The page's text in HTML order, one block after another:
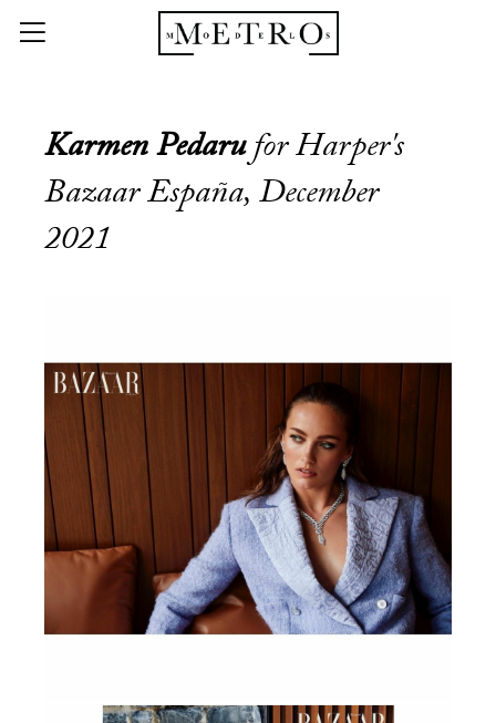
Karmen Pedarufor Harper's
Bazaar España, December
2021